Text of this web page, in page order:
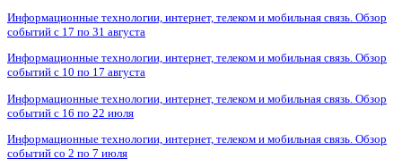
Информационные технологии, интернет, телеком и мобильная связь. Обзор
событий с 17 по 31 августа
Информационные технологии, интернет, телеком и мобильная связь. Обзор
событий с 10 по 17 августа
Информационные технологии, интернет, телеком и мобильная связь. Обзор
событий с 16 по 22 июля
Информационные технологии, интернет, телеком и мобильная связь. Обзор
событий со 2 по 7 июля